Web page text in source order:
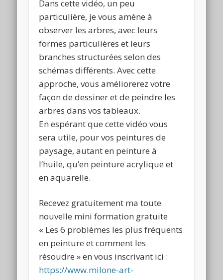
Dans cette vidéo, un peu
particulière, je vous amène à
observer les arbres, avec leurs
formes particulières et leurs
branchesstructurées selon des
schémas différents. Avec cette
approche, vous améliorerez votre
façon de dessiner et de peindre les
arbres dans vos tableaux.
En espérant que cette vidéo vous
sera utile, pour vos peintures de
paysage, autant en peinture à
l’huile, qu’en peinture acrylique et
en aquarelle.
Recevez gratuitement ma toute
nouvelle mini formation gratuite
« Les 6 problèmes les plus fréquents
en peinture et comment les
résoudre » en vous inscrivant ici :
https://www.milone-art-